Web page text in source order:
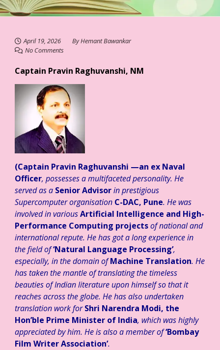
April 19, 2026 ByHemant Bawankar
No Comments
Captain Pravin Raghuvanshi, NM
(Captain Pravin Raghuvanshi —an ex Naval
Officer, possesses a multifaceted personality. He
served as a Senior Advisorin prestigious
Supercomputer organisation C-DAC, Pune. He was
involved in variousArtificial Intelligence and High-
Performance Computing projectsof national and
international repute. He has got a long experience in
the field of‘Natural Language Processing’,
especially, in the domain ofMachine Translation. He
has taken the mantle of translating the timeless
beauties of Indian literature upon himself so that it
reaches across the globe. He has also undertaken
translation work forShri Narendra Modi, the
Hon’ble Prime Minister of India, which was highly
appreciated by him. He is also a member of‘Bombay
Film Writer Association’.